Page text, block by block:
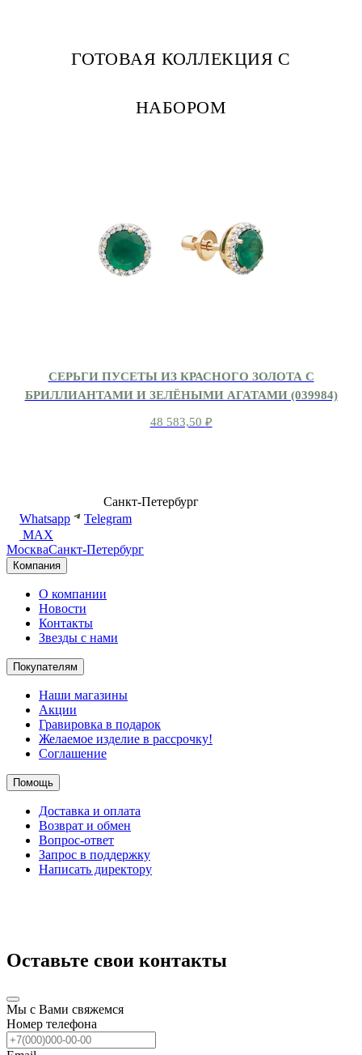
ГОТОВАЯ КОЛЛЕКЦИЯ С
НАБОРОМ
СЕРЬГИ ПУСЕТЫ ИЗ КРАСНОГО ЗОЛОТА С
БРИЛЛИАНТАМИ И ЗЕЛЁНЫМИ АГАТАМИ (039984)
48 583,50 ₽
Санкт-Петербург
Whatsapp
Telegram
MAX
МоскваСанкт-Петербург
Компания
О компании
Новости
Контакты
Звезды с нами
Покупателям
Наши магазины
Акции
Гравировка в подарок
Желаемое изделие в рассрочку!
Соглашение
Помощь
Доставка и оплата
Возврат и обмен
Вопрос-ответ
Запрос в поддержку
Написать директору
Оставьте свои контакты
Мы с Вами свяжемся
Номер телефона